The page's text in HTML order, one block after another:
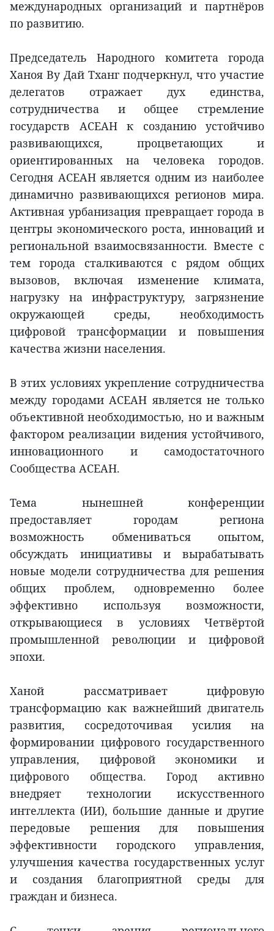
международных организаций и партнёров
по развитию.
Председатель Народного комитета города
Ханоя Ву Дай Тханг подчеркнул, что участие
делегатов отражает дух единства,
сотрудничества и общее стремление
государств АСЕАН к созданию устойчиво
развивающихся, процветающих и
ориентированных на человека городов.
Сегодня АСЕАН является одним из наиболее
динамично развивающихся регионов мира.
Активная урбанизация превращает города в
центры экономического роста, инноваций и
региональной взаимосвязанности. Вместе с
тем города сталкиваются с рядом общих
вызовов, включая изменение климата,
нагрузку на инфраструктуру, загрязнение
окружающей среды, необходимость
цифровой трансформации и повышения
качества жизни населения.
В этих условиях укрепление сотрудничества
между городами АСЕАН является не только
объективной необходимостью, но и важным
фактором реализации видения устойчивого,
инновационного и самодостаточного
Сообщества АСЕАН.
Тема нынешней конференции
предоставляет городам региона
возможность обмениваться опытом,
обсуждать инициативы и вырабатывать
новые модели сотрудничества для решения
общих проблем, одновременно более
эффективно используя возможности,
открывающиеся в условиях Четвёртой
промышленной революции и цифровой
эпохи.
Ханой рассматривает цифровую
трансформацию как важнейший двигатель
развития, сосредоточивая усилия на
формировании цифрового государственного
управления, цифровой экономики и
цифрового общества. Город активно
внедряет технологии искусственного
интеллекта (ИИ), большие данные и другие
передовые решения для повышения
эффективности городского управления,
улучшения качества государственных услуг
и создания благоприятной среды для
граждан и бизнеса.